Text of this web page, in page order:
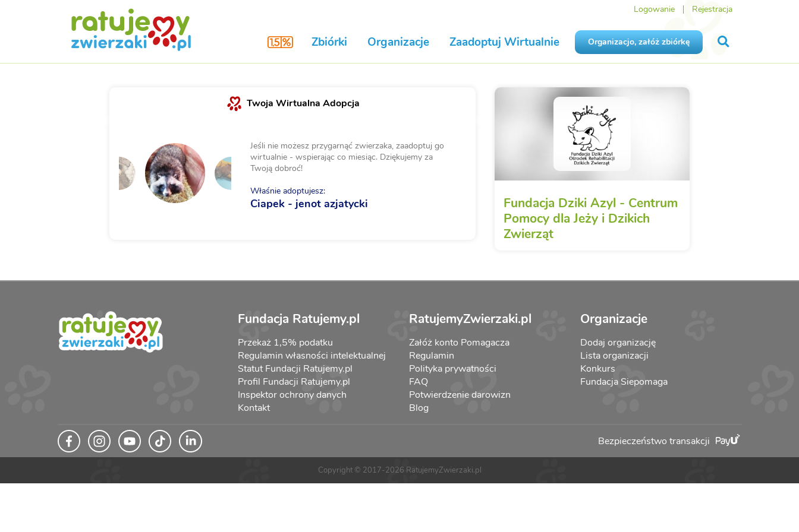
Logowanie Rejestracja
Zbiórki Organizacje Zaadoptuj Wirtualnie Organizacjo, załóż zbiórkę
Twoja Wirtualna Adopcja
Jeśli nie możesz przygarnąć zwierzaka, zaadoptuj go
wirtualnie - wspierając co miesiąc. Dziękujemy za
Twoją dobroć!
Właśnie adoptujesz:
Ciapek - jenot azjatycki
Fundacja Dziki Azyl - Centrum
Pomocy dla Jeży i Dzikich
Zwierząt
Fundacja Ratujemy.pl
Przekaż 1,5% podatku
Regulamin własności intelektualnej
Statut Fundacji Ratujemy.pl
Profil Fundacji Ratujemy.pl
Inspektor ochrony danych
Kontakt
RatujemyZwierzaki.pl
Załóż konto Pomagacza
Regulamin
Polityka prywatności
FAQ
Potwierdzenie darowizn
Blog
Organizacje
Dodaj organizację
Lista organizacji
Konkurs
Fundacja Siepomaga
Bezpieczeństwo transakcji
Copyright © 2017-2026 RatujemyZwierzaki.pl